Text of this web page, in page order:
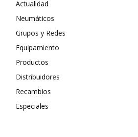
Actualidad
Neumáticos
Grupos y Redes
Equipamiento
Productos
Distribuidores
Recambios
Especiales